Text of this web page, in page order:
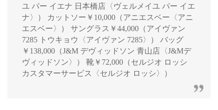
ユ パー イエナ 日本橋店〈ヴェルメイユ パー イエ
ナ〉） カットソー￥10,000（アニエスベー〈アニ
エスベー〉） サングラス￥44,000（アイヴァン
7285 トウキョウ〈アイヴァン 7285〉） バッグ
￥138,000（J&M デヴィッドソン 青山店〈J&Mデ
ヴィッドソン〉） 靴￥72,000（セルジオ ロッシ
カスタマーサービス〈セルジオ ロッシ〉）